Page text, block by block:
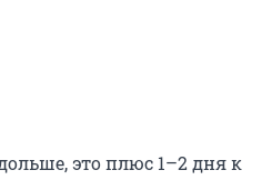
это плюс 1–2 дня к